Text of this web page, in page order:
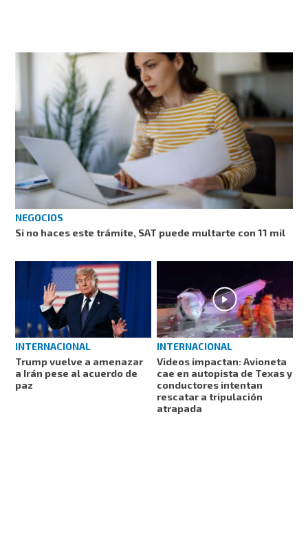
NEGOCIOS
Si no haces este trámite, SAT puede multarte con 11 mil
INTERNACIONAL
Trump vuelve a amenazar
a Irán pese al acuerdo de
paz
INTERNACIONAL
Videos impactan: Avioneta
cae en autopista de Texas y
conductores intentan
rescatar a tripulación
atrapada